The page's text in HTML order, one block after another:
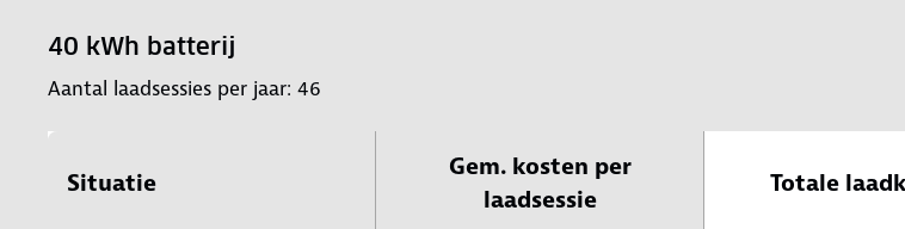
40 kWh batterij
Aantal laadsessies per jaar: 46
Situatie
Gem. kosten per
laadsessie
Totale